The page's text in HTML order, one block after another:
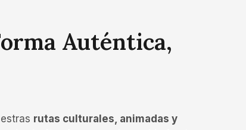
Auténtica,
rutas culturales, animadas y